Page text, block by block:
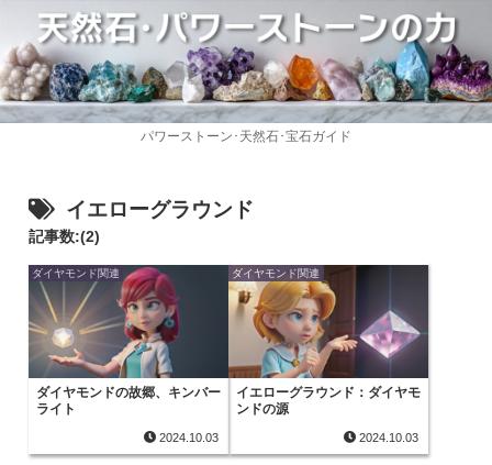
パワーストーン･天然石･宝石ガイド
イエローグラウンド
記事数:(2)
ダイヤモンド関連
ダイヤモンドの故郷、キンバー
ライト
2024.10.03
ダイヤモンド関連
イエローグラウンド：ダイヤモ
ンドの源
2024.10.03